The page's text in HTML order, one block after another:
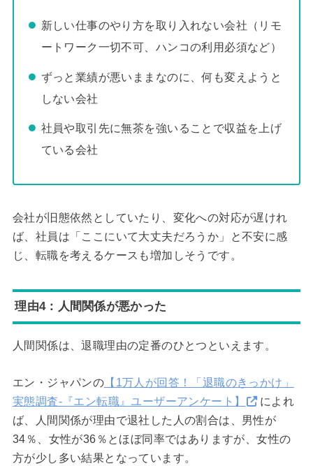
新しい仕事のやり方を取り入れない会社（リモ
ートワーク一切不可、ハンコの利用必須など）
ずっと業績が悪いままなのに、何も変えようと
しない会社
社員や取引先に無茶を強いることで収益を上げ
ている会社
会社が旧態依然としていたり、変化への対応が遅けれ
ば、社員は「ここにいて大丈夫だろうか」と不安に感
じ、転職を考えるケースも増加しそうです。
理由4：人間関係が悪かった
人間関係は、退職理由の定番のひとつといえます。
エン・ジャパンの 【1万人が回答！「退職のきっかけ」
実態調査-『エン転職』ユーザーアンケート】
によれ
ば、人間関係が理由で退社した人の割合は、男性が
34％、女性が36％とほぼ同率ではありますが、女性の
方が少し多い結果となっています。